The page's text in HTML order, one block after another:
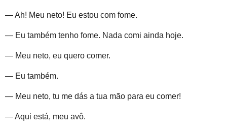
— Ah! Meu neto! Eu estou com fome.
— Eu também tenho fome. Nada comi ainda hoje.
— Meu neto, eu quero comer.
— Eu também.
— Meu neto, tu me dás a tua mão para eu comer!
— Aqui está, meu avô.